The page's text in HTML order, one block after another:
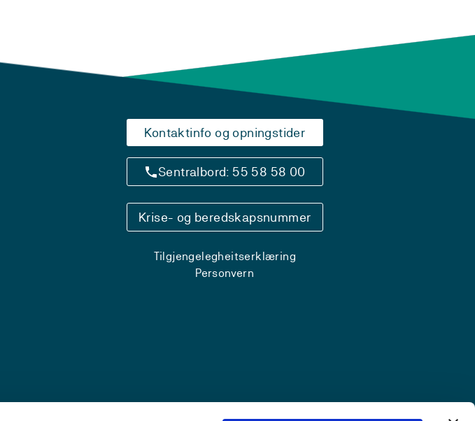
Kontaktinfo og opningstider
Sentralbord: 55 58 58 00
Krise- og beredskapsnummer
Tilgjengelegheitserklæring
Personvern